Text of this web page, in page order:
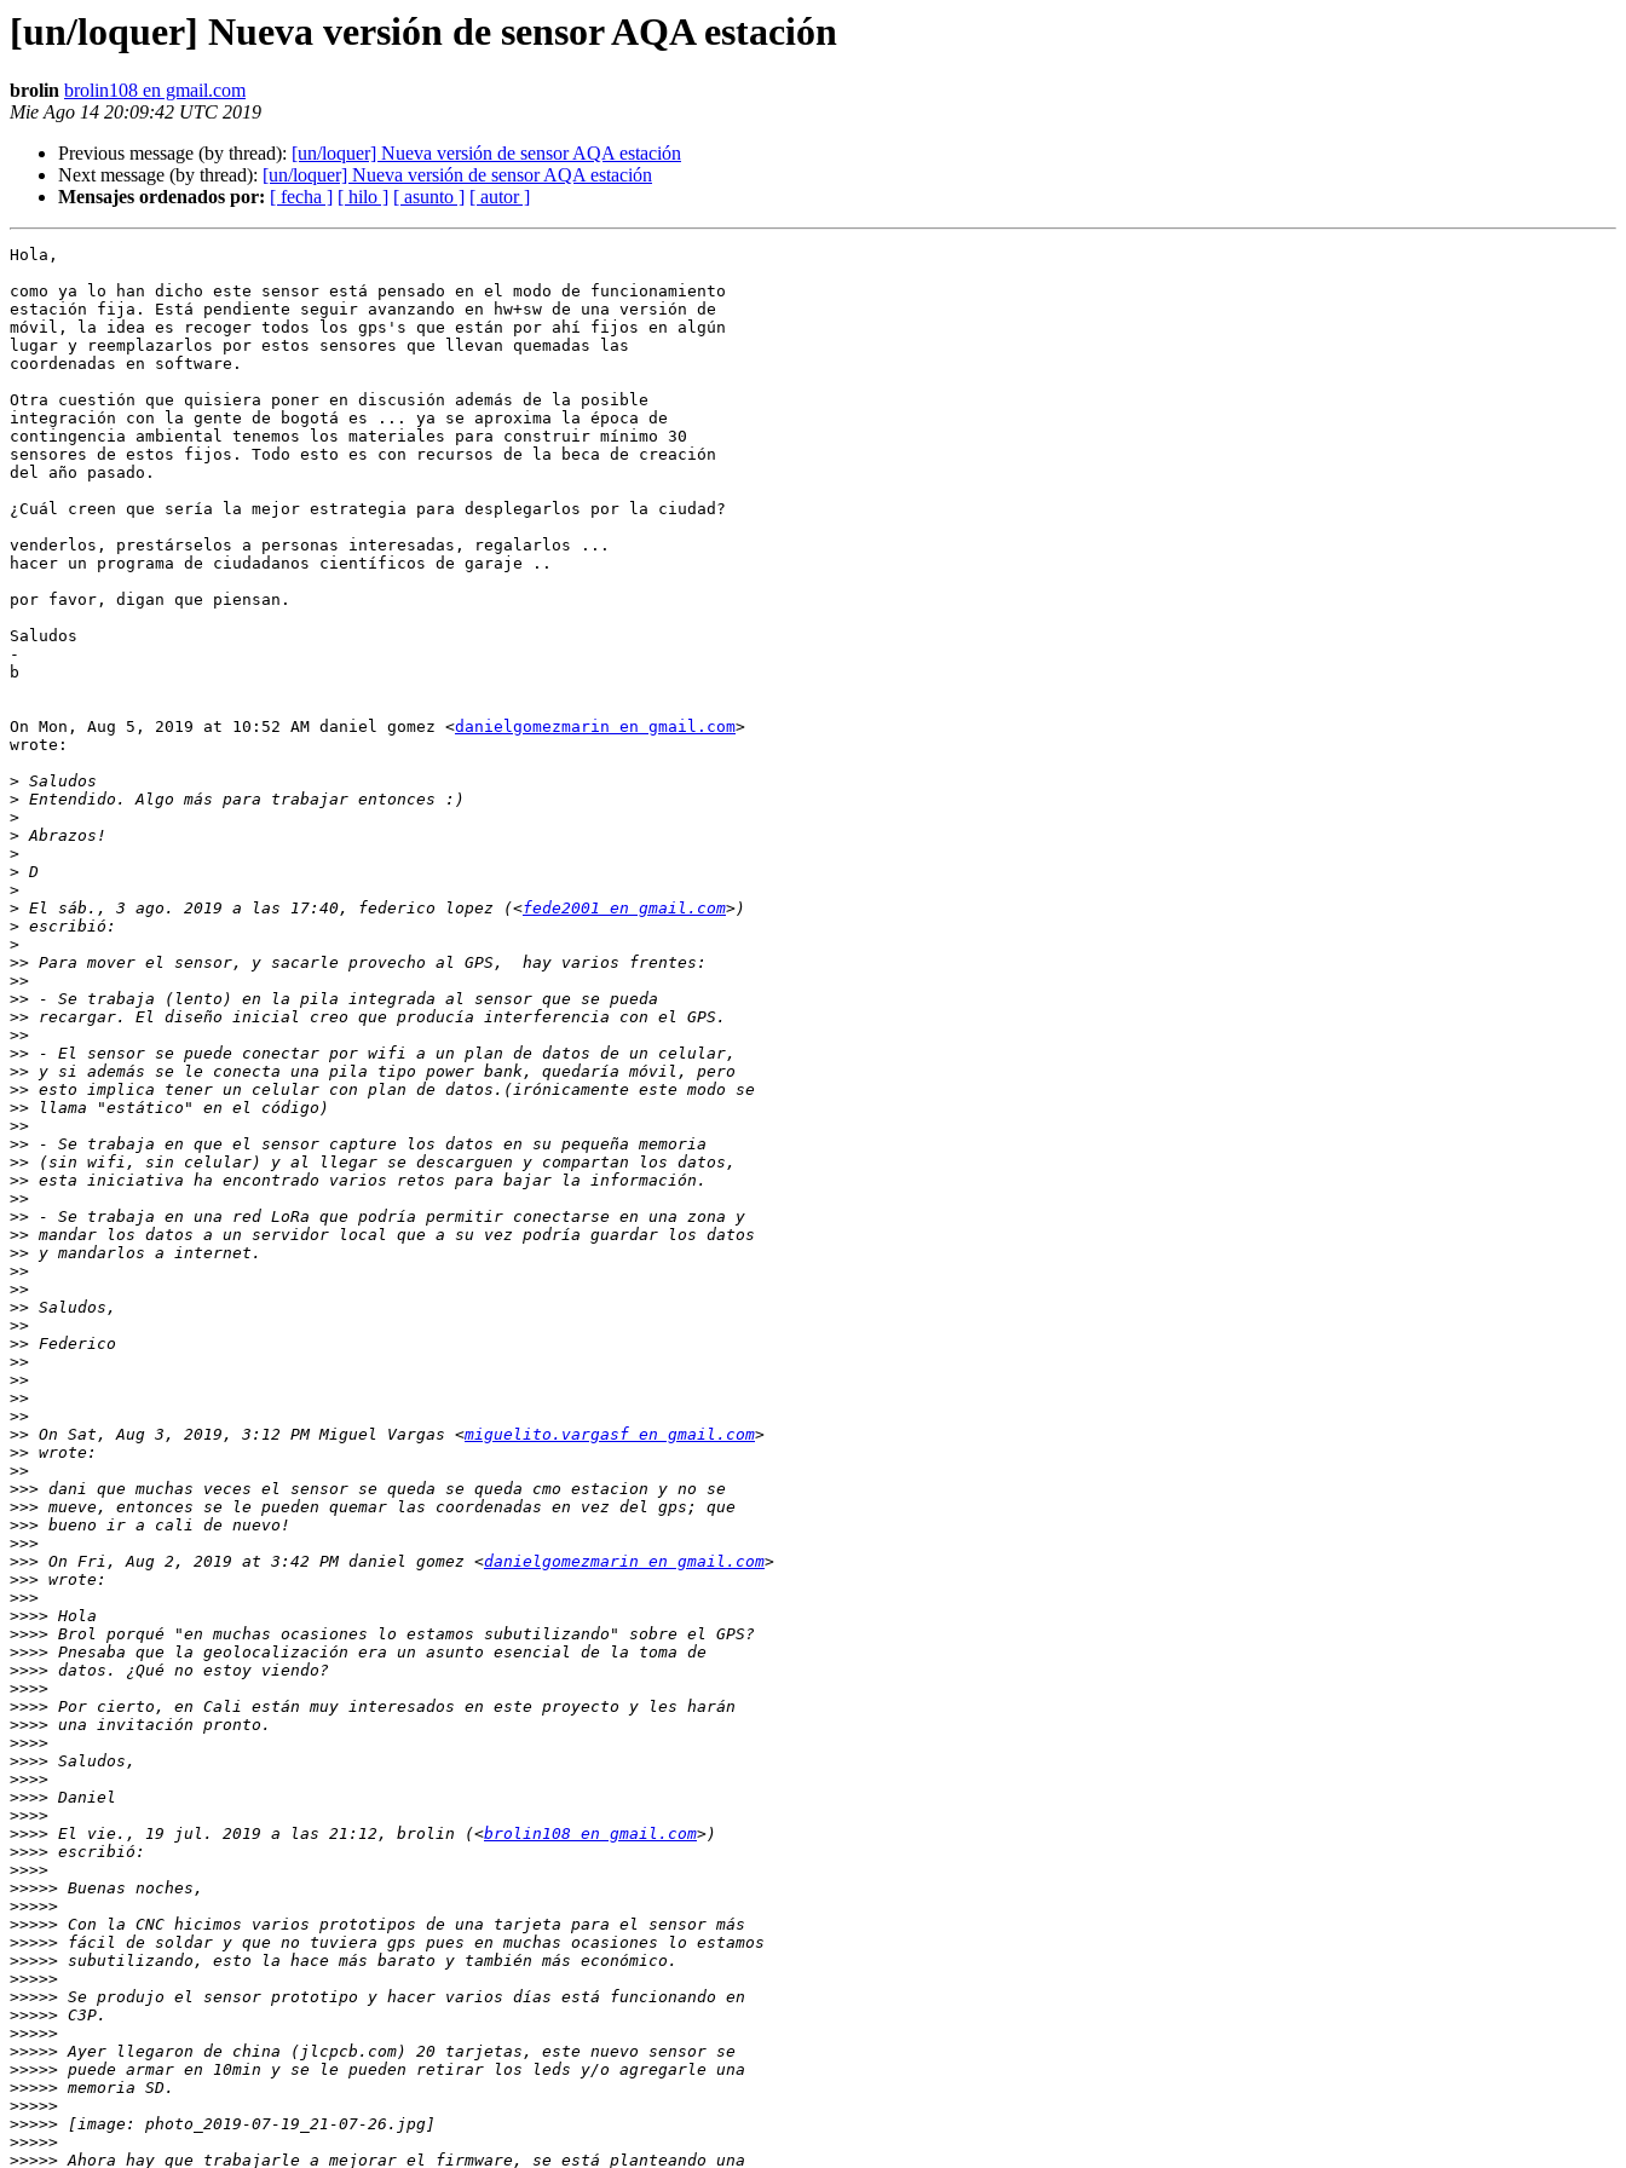
[un/loquer] Nueva versión de sensor AQA estación
brolin brolin108 en gmail.com
Mie Ago 14 20:09:42 UTC 2019
Previous message (by thread): [un/loquer] Nueva versión de sensor AQA estación
Next message (by thread): [un/loquer] Nueva versión de sensor AQA estación
Mensajes ordenados por: [ fecha ] [ hilo ] [ asunto ] [ autor ]
Hola,
como ya lo han dicho este sensor está pensado en el modo de funcionamiento
estación fija. Está pendiente seguir avanzando en hw+sw de una versión de
móvil, la idea es recoger todos los gps's que están por ahí fijos en algún
lugar y reemplazarlos por estos sensores que llevan quemadas las
coordenadas en software.
Otra cuestión que quisiera poner en discusión además de la posible
integración con la gente de bogotá es ... ya se aproxima la época de
contingencia ambiental tenemos los materiales para construir mínimo 30
sensores de estos fijos. Todo esto es con recursos de la beca de creación
del año pasado.
¿Cuál creen que sería la mejor estrategia para desplegarlos por la ciudad?
venderlos, prestárselos a personas interesadas, regalarlos ...
hacer un programa de ciudadanos científicos de garaje ..
por favor, digan que piensan.
Saludos
-
b
On Mon, Aug 5, 2019 at 10:52 AM daniel gomez <danielgomezmarin en gmail.com>
wrote:
>
>
>
>
>
>
>
> El sáb., 3 ago. 2019 a las 17:40, federico lopez (<fede2001 en gmail.com
>
>
>>
>>
>>
>>
>>
>>
>>
>>
>>
>>
>>
>>
>>
>>
>>
>>
>>
>>
>>
>>
>>
>>
>>
>>
>>
>>
>> On Sat, Aug 3, 2019, 3:12 PM Miguel Vargas <miguelito.vargasf en gmail.com
>>
>>
>>>
>>>
>>>
>>>
>>> On Fri, Aug 2, 2019 at 3:42 PM daniel gomez <danielgomezmarin en gmail.com
>>>
>>>
>>>>
>>>>
>>>>
>>>>
>>>>
>>>>
>>>>
>>>>
>>>>
>>>>
>>>>
>>>>
>>>> El vie., 19 jul. 2019 a las 21:12, brolin (<brolin108 en gmail.com
>>>>
>>>>
>>>>>
>>>>>
>>>>>
>>>>>
>>>>>
>>>>>
>>>>>
>>>>>
>>>>>
>>>>>
>>>>>
>>>>>
>>>>>
>>>>>
>>>>>
>>>>>